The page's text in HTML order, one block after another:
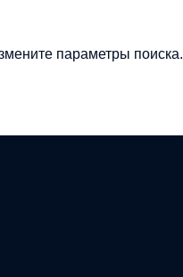
параметры поиска.